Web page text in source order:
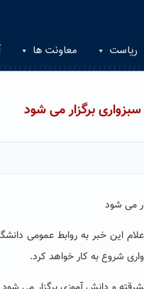
ریاست معاونت ها
برگزار می شود
می شود